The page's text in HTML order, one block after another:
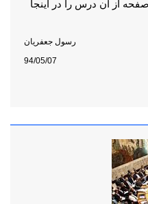
از آن درس را در اینجا
رسول جعفریان
94/05/07